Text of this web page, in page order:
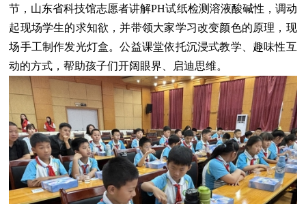
节，山东省科技馆志愿者讲解PH试纸检测溶液酸碱性，调动
起现场学生的求知欲，并带领大家学习改变颜色的原理，现
场手工制作发光灯盒。公益课堂依托沉浸式教学、趣味性互
动的方式，帮助孩子们开阔眼界、启迪思维。